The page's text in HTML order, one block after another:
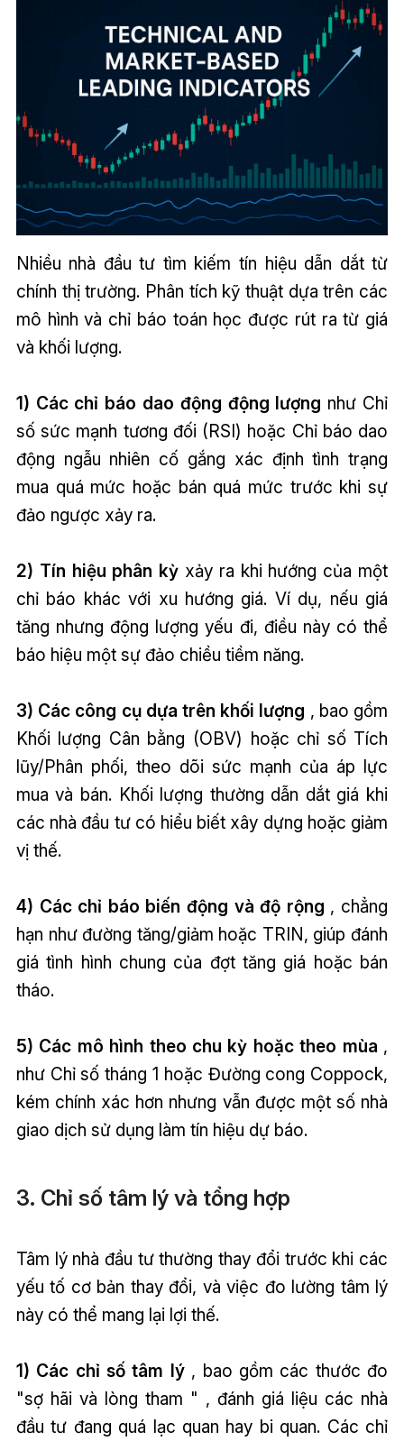
Nhiều nhà đầu tư tìm kiếm tín hiệu dẫn dắt từ
chính thị trường. Phân tích kỹ thuật dựa trên các
mô hình và chỉ báo toán học được rút ra từ giá
và khối lượng.
1) Các chỉ báo dao động động lượng như Chỉ
số sức mạnh tương đối (RSI) hoặc Chỉ báo dao
động ngẫu nhiên cố gắng xác định tình trạng
mua quá mức hoặc bán quá mức trước khi sự
đảo ngược xảy ra.
2) Tín hiệu phân kỳ xảy ra khi hướng của một
chỉ báo khác với xu hướng giá. Ví dụ, nếu giá
tăng nhưng động lượng yếu đi, điều này có thể
báo hiệu một sự đảo chiều tiềm năng.
3) Các công cụ dựa trên khối lượng , bao gồm
Khối lượng Cân bằng (OBV) hoặc chỉ số Tích
lũy/Phân phối, theo dõi sức mạnh của áp lực
mua và bán. Khối lượng thường dẫn dắt giá khi
các nhà đầu tư có hiểu biết xây dựng hoặc giảm
vị thế.
4) Các chỉ báo biến động và độ rộng , chẳng
hạn như đường tăng/giảm hoặc TRIN, giúp đánh
giá tình hình chung của đợt tăng giá hoặc bán
tháo.
5) Các mô hình theo chu kỳ hoặc theo mùa ,
như Chỉ số tháng 1 hoặc Đường cong Coppock,
kém chính xác hơn nhưng vẫn được một số nhà
giao dịch sử dụng làm tín hiệu dự báo.
3. Chỉ số tâm lý và tổng hợp
Tâm lý nhà đầu tư thường thay đổi trước khi các
yếu tố cơ bản thay đổi, và việc đo lường tâm lý
này có thể mang lại lợi thế.
1) Các chỉ số tâm lý, bao gồm các thước đo
"sợ hãi và lòng tham " , đánh giá liệu các nhà
đầu tư đang quá lạc quan hay bi quan. Các chỉ